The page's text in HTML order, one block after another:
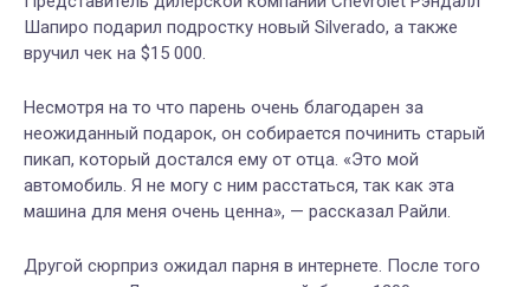
Шапиро подарил подростку новый Silverado, а также
вручил чек на $15 000.
Несмотря на то что парень очень благодарен за
неожиданный подарок, он собирается починить старый
пикап, который достался ему от отца. «Это мой
автомобиль. Я не могу с ним расстаться, так как эта
машина для меня очень ценна», — рассказал Райли.
Другой сюрприз ожидал парня в интернете. После того